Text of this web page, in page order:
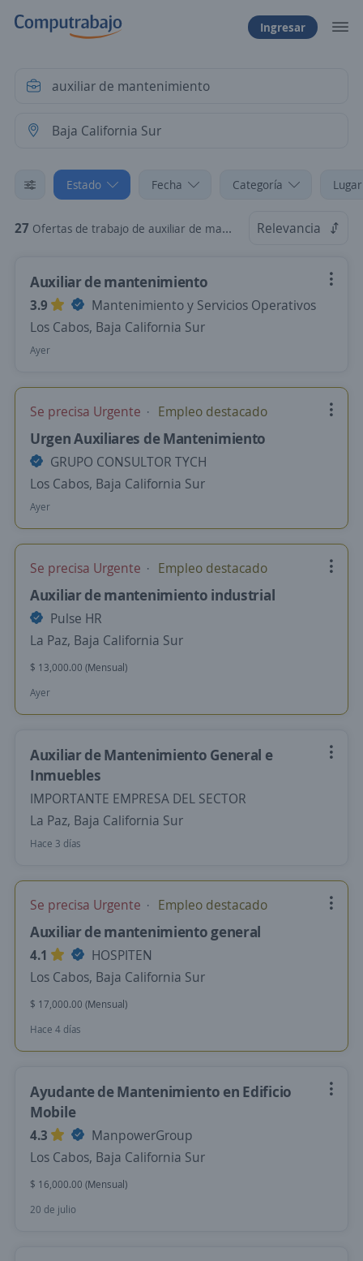
Ingresar
Estado Fecha Categoría
27 Ofertas de trabajo de auxiliar de mantenimiento en Baja California Sur Relevancia
Auxiliar de mantenimiento
3.9
Mantenimiento y Servicios Operativos
Los Cabos, Baja California Sur
Ayer
Se precisa Urgente Empleo destacado
Urgen Auxiliares de Mantenimiento
GRUPO CONSULTOR TYCH
Los Cabos, Baja California Sur
Ayer
Se precisa Urgente Empleo destacado
Auxiliar de mantenimiento industrial
Pulse HR
La Paz, Baja California Sur
$ 13,000.00 (Mensual)
Ayer
Auxiliar de Mantenimiento General e
Inmuebles
IMPORTANTE EMPRESA DEL SECTOR
La Paz, Baja California Sur
Hace 3 días
Se precisa Urgente Empleo destacado
Auxiliar de mantenimiento general
4.1
HOSPITEN
Los Cabos, Baja California Sur
$ 17,000.00 (Mensual)
Hace 4 días
Ayudante de Mantenimiento en Edificio
Mobile
4.3
ManpowerGroup
Los Cabos, Baja California Sur
$ 16,000.00 (Mensual)
20 de julio